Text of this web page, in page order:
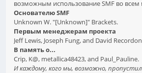
возможным использование SMF во всем
Основателю SMF
Unknown W. "[Unknown]" Brackets.
Первым менеджерам проекта
Jeff Lewis, Joseph Fung, and David
В память о...
Crip, K@, metallica48423, and Paul_Pauline.
И каждому, кого мы, возможно,